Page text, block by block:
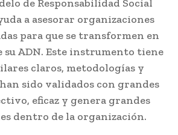
de Responsabilidad Social
a asesorar organizaciones
para que se transformen en
su ADN. Este instrumento tiene
claros, metodologías y
sido validados con grandes
eficaz y genera grandes
dentro de la organización.